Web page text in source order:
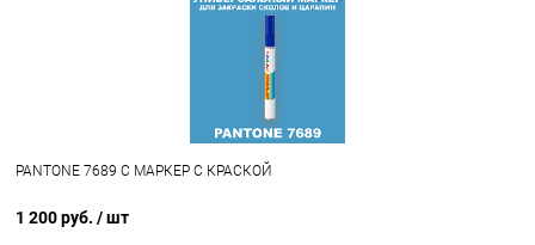
PANTONE 7689 C МАРКЕР С КРАСКОЙ
1 200 руб. / шт